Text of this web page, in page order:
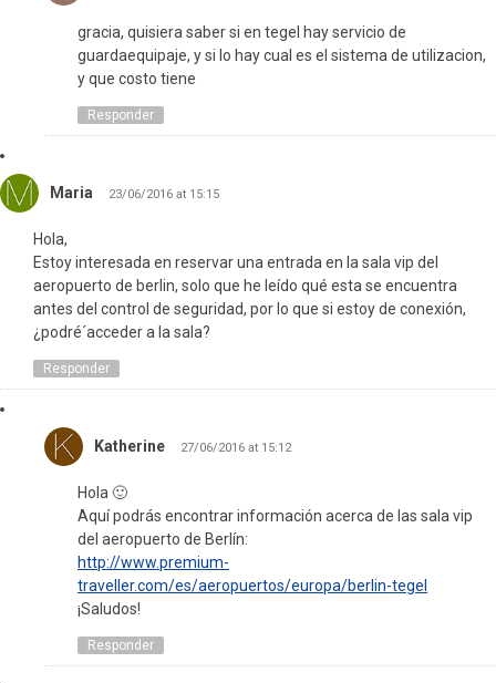
gracia, quisiera saber si en tegel hay servicio de
guardaequipaje, y si lo hay cual es el sistema de utilizacion,
y que costo tiene
Responder
Maria 23/06/2016 at 15:15
Hola,
Estoy interesada en reservar una entrada en la sala vip del
aeropuerto de berlin, solo que he leído qué esta se encuentra
antes del control de seguridad, por lo que si estoy de conexión,
¿podré´acceder a la sala?
Responder
Katherine 27/06/2016 at 15:12
Hola 🙂
Aquí podrás encontrar información acerca de las sala vip
del aeropuerto de Berlín:
http://www.premium-
traveller.com/es/aeropuertos/europa/berlin-tegel
¡Saludos!
Responder